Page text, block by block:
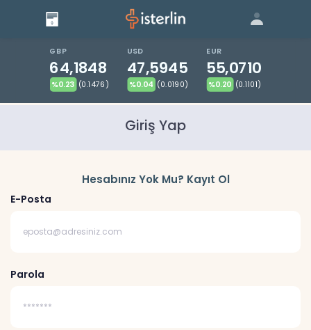
| Blog | Giriş
GBP
64,1848
%0.23 (0.1476)
USD
47,5945
%0.04 (0.0190)
EUR
55,0710
%0.20 (0.1101)
Giriş Yap
Hesabınız Yok Mu? Kayıt Ol
E-Posta
Parola